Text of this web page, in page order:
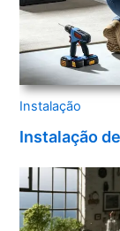
Instalação
Instalação